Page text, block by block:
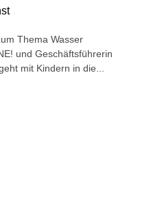
Thema Wasser
und Geschäftsführerin
mit Kindern in die...